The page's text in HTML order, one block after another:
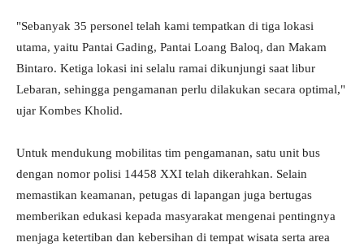
"Sebanyak 35 personel telah kami tempatkan di tiga lokasi
utama, yaitu Pantai Gading, Pantai Loang Baloq, dan Makam
Bintaro. Ketiga lokasi ini selalu ramai dikunjungi saat libur
Lebaran, sehingga pengamanan perlu dilakukan secara optimal,"
ujar Kombes Kholid.
Untuk mendukung mobilitas tim pengamanan, satu unit bus
dengan nomor polisi 14458 XXI telah dikerahkan. Selain
memastikan keamanan, petugas di lapangan juga bertugas
memberikan edukasi kepada masyarakat mengenai pentingnya
menjaga ketertiban dan kebersihan di tempat wisata serta area